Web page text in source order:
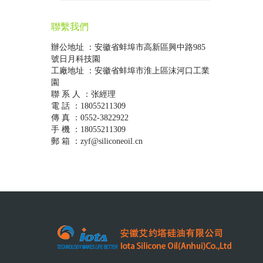
聯繫我們
辦公地址 ：安徽省蚌埠市高新區興中路985
號日月科技園
工廠地址 ：安徽省蚌埠市淮上區沫河口工業
園
聯 系 人 ：张經理
電 話 ：18055211309
傳 真 ：0552-3822922
手 機 ：18055211309
郵 箱 ：zyf@siliconeoil.cn